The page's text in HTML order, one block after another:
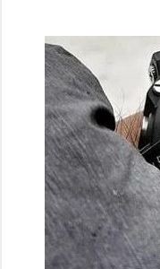
содержимому